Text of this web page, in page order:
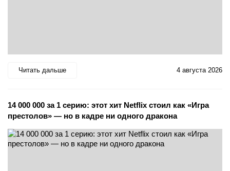
Читать дальше 4 августа 2026
14 000 000 за 1 серию: этот хит Netflix стоил как «Игра
престолов» — но в кадре ни одного дракона